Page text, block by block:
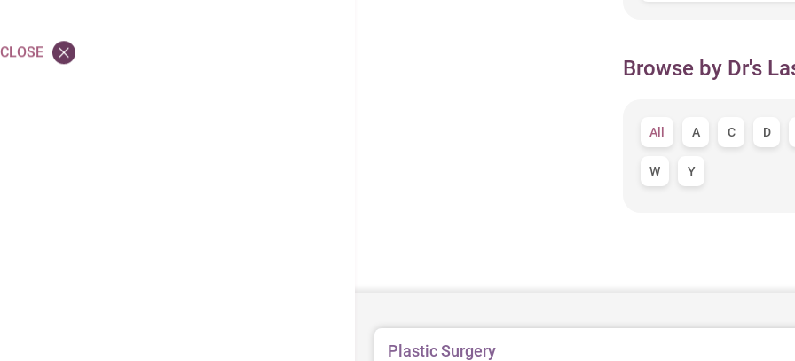
Browse by Dr's
All A C D
W Y
Plastic Surgery
CLOSE